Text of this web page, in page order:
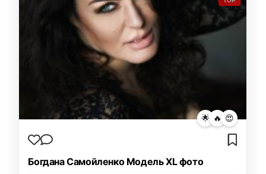
🌟 🔥 😍
Богдана Самойленко Модель XL фото